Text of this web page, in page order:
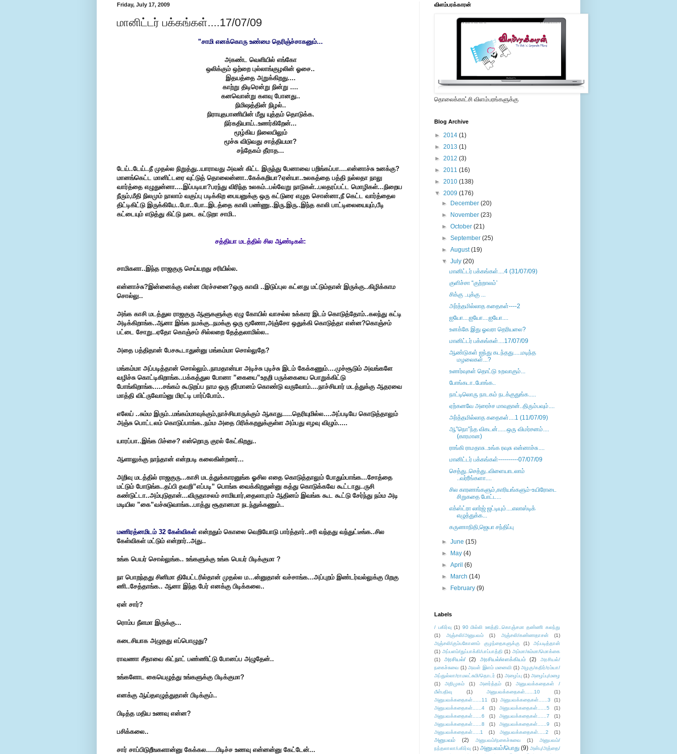
Friday, July 17, 2009
மானிட்டர் பக்கங்கள்....17/07/09
”சாமி எனக்கொரு உண்மை தெரிஞ்ச்சாகனும்...
அகண்ட வெளியில் எங்கோ
ஒலிக்கும் ஒற்றை புல்லாங்குழலின் ஓசை..
இதயத்தை அறுக்கிறது....
காற்று திடிரென்று நின்று ....
கனவொன்று களவு போனது..
நிமிஷத்தின் நிழல்..
நிராயுதபாணியின் மீது யுத்தம் தொடுக்க.
நிர்கதியாய்..உணர்கிறேன்...
மூழ்கிய நிலையிலும்
மூச்சு விடுவது சாத்தியமா?
சந்தேகம் தீராத...
டேய்..டேய்..நீ முதல்ல நிறுத்து..யாராவது அவன் கிட்ட இருந்து பேனாவை பறிங்கப்பா....என்னாச்சு உனக்கு?
மானங்கெட்ட மானிட்டரை வுட்டுத் தொலைன்னா..கேக்கறியா?ஏன்யா..உலகத்தை பத்தி நல்லதா நாலு
வார்த்தை எழுதுன்னா....இப்படியா?பரந்து விரிந்த உலகம்..பல்வேறு நாடுகள்..பலதரப்பட்ட மொழிகள்...நிறைய
நீரும்,மீதி நிலமும் நாலாம் வகுப்பு படிக்கிற பையனுக்கு ஒரு கட்டுரை எழுத சொன்னா,நீ கெட்ட வார்த்தைல
திட்டிகிட்டு இருக்கியே..போ..போ..இடத்தை காலி பண்ணு..இரு.இரு..இந்த காலி பாட்டிலையையும்,பீடி
கட்டையும் எடுத்து கிட்டு நடை கட்டுறா சாமி..
சத்தியா மடத்தில் சில ஆண்டிகள்:
சாமிகளா..இந்த ராஜகுரு செய்யறது சரியில்ல.
என்னாச்சு?இன்னைக்கு என்ன பிரச்சனை?ஒரு காவி ..இடுப்புல கட்னது மட்டும்தான் இருக்கு..கிழிக்காம
சொல்லு..
அங்க காசி மடத்துல ராஜகுரு ஆளுகளுக்கு ஏழு கோயில் வாசல்ல உக்கார இடம் கொடுத்தோம்..கலந்து கட்டி
அடிக்கிறாங்க..ஆனா இங்க நமக்கு..நமக்கு ஒரு மூணோ,அஞ்சோ ஒதுக்கி கொடுத்தா என்ன?கொஞ்சம்
பட்டை சோறு..ஏதோ கொஞ்சம் சில்லறை தேத்தலாமில்ல..
அதை பத்திதான் பேசகூடாதுன்னு மங்கம்மா சொல்லுதே?
மங்கம்மா அப்படித்தான் சொல்லும்..நாமதான்யா அடிச்சு புடிச்சு இடம் கேக்கணும்....முச்சூடும் அவங்களே
வழிச்சு கொட்டிகிறாங்க..பக்கத்துல போனா ”கையை”உதறி பருக்கையை பொறுக்கிட்டு
போங்கிறாங்க.....சங்கம் கூடுறப்ப நாம ஒரு தீர்மானம் கொண்டு வருவோம்....நாச்சியார் மடத்துக்கு ஆதரவை
மாத்தி விட்ருவோம்னு மிரட்டி பார்ப்போம்..
எலேய் ..சும்ம இரும்..மங்கம்மாவுக்கும்,நாச்சியாருக்கும் ஆகாது.....தெரியுமில்ல....அப்படியே கொடுத்தாலும்
அஞ்சு பொட்டலம் கொடுப்பாங்க..நம்ம அதை பிரிக்கறதுக்குள்ள அம்பது எழவு விழும்.....
யாரப்பா..இங்க பிச்சை? என்றொரு குரல் கேட்கிறது..
ஆளாலுக்கு நாந்தான் என்றபடி கலைகின்றனர்...
அறிவு மடத்தில் ராஜகுரு...காசி மடத்துக்காரனுங்க ஓசில எதை கொடுத்தாலும் போதும்பாங்க...சோத்தை
மட்டும் போடுங்க..தப்பி தவறி”எப்படி” பொங்க வைக்கிறதுன்னு கத்து கொடுக்கவே கூட்டாது..ருசி
கண்டுட்டா..அம்புடுதான்...விருதாசலம் சாமியார்,தைலாபுரம் ஆதினம் இவங்க கூட கூட்டு சேர்ந்து நம்ம அடி
மடியில ”கை”வச்சுடுவாங்க..பாத்து சூதானமா நடந்துக்கணும்..
மணிரத்னமிடம் 32 கேள்விகள்என்றதும் கொலை வெறியோடு பார்த்தார்..சரி வந்தது வந்துட்டீங்க..சில
கேள்விகள் மட்டும் என்றார்..அது..
உங்க பெயர் சொல்லுங்க.. உங்களுக்கு உங்க பெயர் பிடிக்குமா ?
நா பொறந்தது சினிமா தியேட்டரில்தான் முதல்ல ம...ன்னுதான் வச்சாங்க...அப்புறம் இண்டர்வல்லுக்கு பிறகு
ணி..சேத்தாங்க.. ஆனா இந்த பேர் எனக்கு பிடிக்கலை..
ஏன் சார்?
ரொம்ப நீளமா இருக்கு...
கடைசியாக அழுதது எப்பொழுது?
ராவணா சீதாவை கிட்நாட் பண்ணிட்டு போனப்ப அழுதேன்..
உங்களோட கையெழுத்து உங்களுக்கு பிடிக்குமா?
எனக்கு ஆய்தஎழுத்துதான் பிடிக்கும்..
பிடித்த மதிய உணவு என்ன?
பசிக்கலை..
சார் சாப்பிடுறீஙகளான்னு கேக்கல.....பிடிச்ச உணவு என்னன்னு கேட்டேன்...
விளம்பரக்காரன்
தொலைக்காட்சி விளம்பரங்களுக்கு
Blog Archive
► 2014 (1)
► 2013 (1)
► 2012 (3)
► 2011 (16)
► 2010 (138)
▼ 2009 (176)
►
December(20)
►
November(23)
►October(21)
►September(25)
►August(19)
▼July(20)
மானிட்டர் பக்கங்கள்....4 (31/07/09)
குளிச்சா “குற்றாலம்’
சிக்கு ..புக்கு ...
அர்த்தமில்லாத கதைகள்----2
ஐயோ....ஐயோ....ஐயோ....
உனக்கே இது ஓவரா தெரியலை?
மானிட்டர் பக்கங்கள்....17/07/09
ஆண்டுகள் ஐந்து கடந்தது.....மடிந்த
மழலைகள்...?
உணர்வுகள் தொட்டு உறவாகும்...
போங்கடா..போங்க..
நாட்டிலொரு நாடகம் நடக்குதுங்க.....
ஏற்கனவே அரைச்ச மாவுதான்..திரும்பவும்....
அர்த்தமில்லாத கதைகள்....1 (11/07/09)
ஆ”நொ”ந்த விகடன்......ஒரு விமர்சனம்....
(காரமான)
ராங்கி ராமதாசு..உங்க ரவுசு என்னாச்சு....
மானிட்டர் பக்கங்கள்----------07/07/09
செத்து..செத்து..விளையாடலாம்
..வர்ரீங்களா....
சில காரணங்களும்,காரியங்களும்-உயிரோடை
சிறுகதை போட்ட...
எக்ஸ்ட்ரா லார்ஜ் ஜட்டியும்....எலாஸ்டிக்
எழுத்துக்க...
கருணாநிதி,ஜெயா சந்திப்பு
►June(15)
►
May(4)
►April(6)
►
March(14)
►
February(9)
Labels
/ பகிர்வு (1) 90 மில்லி ஊத்தி..கொஞ்சமா தண்ணி கலந்து
(1)
அஞ்சலி/அனுபவம் (1) அஞ்சலி/கண்ணதாசன்
(1)
அஞ்சலி/கும்பகோணம் குழந்தைகளுக்கு
(1)
அப்படித்தான்
(1) அப்பளம்/துப்பாக்கி/பாப்பாத்தி (1) அம்மா/சும்மா/மொக்கை
(1)
அரசியல்/ (2) அரசியல்/எளக்கியம் (2)
அரசியல்/
நகைச்சுவை (1) அவள் இளம் மனைவி (1) அழகு/கதிர்/ரம்யா/
அப்துல்லா/ராமலட்சுமி/தொடர் (1) அழைப்பு (1) அழைப்பு/மழை
(1)
அறிமுகம் (1) அனர்த்தம் (1)
அனுபவக்கதைகள் /
மீள்பதிவு
(1) அனுபவக்கதைகள்......10
(1)
அனுபவக்கதைகள்......11
(1) அனுபவக்கதைகள்......3
(1)
அனுபவக்கதைகள்......4
(1) அனுபவக்கதைகள்......5
(1)
அனுபவக்கதைகள்......6
(1) அனுபவக்கதைகள்......7
(1)
அனுபவக்கதைகள்......8
(1) அனுபவக்கதைகள்......9
(1)
அனுபவக்கதைகள்.....1
(1) அனுபவக்கதைகள்.....2 (1)
அனுபவம் (2) அனுபவம்/நகைச்சுவை (1)
அனுபவம்/
நந்தலாலா/பகிர்வு (1) அனுபவம்/பொது (9) அன்பு/அத்தை/